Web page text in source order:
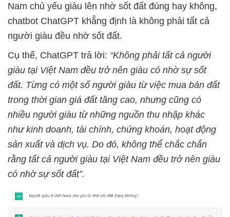
Nam chủ yếu giàu lên nhờ sốt đất đúng hay không,
chatbot ChatGPT khẳng định là không phải tất cả
người giàu đều nhờ sốt đất.
Cụ thể, ChatGPT trả lời: “Không phải tất cả người
giàu tại Việt Nam đều trở nên giàu có nhờ sự sốt
đất. Từng có một số người giàu từ việc mua bán đất
trong thời gian giá đất tăng cao, nhưng cũng có
nhiều người giàu từ những nguồn thu nhập khác
như kinh doanh, tài chính, chứng khoán, hoạt động
sản xuất và dịch vụ. Do đó, không thể chắc chắn
rằng tất cả người giàu tại Việt Nam đều trở nên giàu
có nhờ sự sốt đất”.